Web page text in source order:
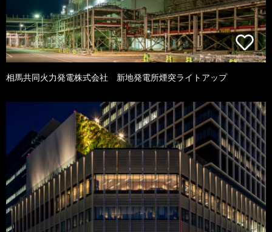
相馬共同火力発電株式会社 新地発電所煙突ライトアップ